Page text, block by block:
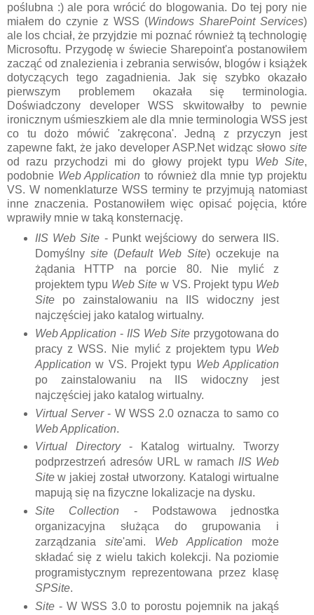
poślubna :) ale pora wrócić do blogowania. Do tej pory nie
miałem do czynie z WSS (Windows SharePoint Services)
ale los chciał, że przyjdzie mi poznać również tą technologię
Microsoftu. Przygodę w świecie Sharepoint'a postanowiłem
zacząć od znalezienia i zebrania serwisów, blogów i książek
dotyczących tego zagadnienia. Jak się szybko okazało
pierwszym problemem okazała się terminologia.
Doświadczony developer WSS skwitowałby to pewnie
ironicznym uśmieszkiem ale dla mnie terminologia WSS jest
co tu dożo mówić 'zakręcona'. Jedną z przyczyn jest
zapewne fakt, że jako developer ASP.Net widząc słowo site
od razu przychodzi mi do głowy projekt typu Web Site,
podobnie Web Application to również dla mnie typ projektu
VS. W nomenklaturze WSS terminy te przyjmują natomiast
inne znaczenia. Postanowiłem więc opisać pojęcia, które
wprawiły mnie w taką konsternację.
IIS Web Site - Punkt wejściowy do serwera IIS.
Domyślny site(Default Web Site) oczekuje na
żądania HTTP na porcie 80. Nie mylić z
projektem typu Web Site w VS. Projekt typu Web
Sitepo zainstalowaniu na IIS widoczny jest
najczęściej jako katalog wirtualny.
Web Application - IIS Web Siteprzygotowana do
pracy z WSS. Nie mylić z projektem typu Web
Application w VS. Projekt typu Web Application
po zainstalowaniu na IIS widoczny jest
najczęściej jako katalog wirtualny.
Virtual Server- W WSS 2.0 oznacza to samo co
Web Application.
Virtual Directory- Katalog wirtualny. Tworzy
podprzestrzeń adresów URL w ramachIIS Web
Sitew jakiej został utworzony. Katalogi wirtualne
mapują się na fizyczne lokalizacje na dysku.
Site Collection - Podstawowa jednostka
organizacyjna służąca do grupowania i
zarządzania site'ami. Web Application może
składać się z wielu takich kolekcji. Na poziomie
programistycznym reprezentowana przez klasę
SPSite.
Site- W WSS 3.0 to porostu pojemnik na jakąś